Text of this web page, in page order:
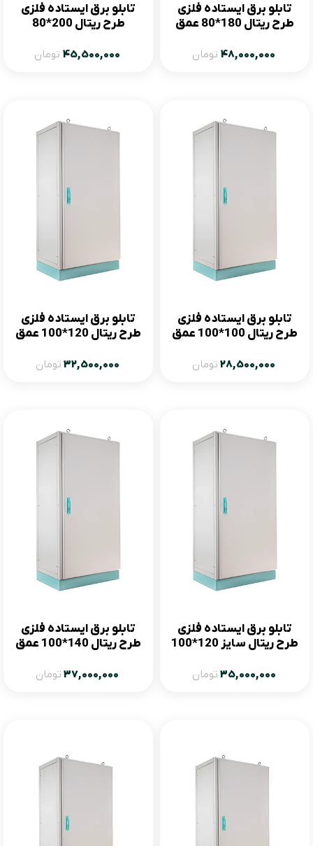
تابلو برق ایستاده فلزی
طرح ریتال 180*80 عمق
48,000,000 تومان
تابلو برق ایستاده فلزی
طرح ریتال 200*80
45,500,000 تومان
تابلو برق ایستاده فلزی
طرح ریتال 100*100 عمق
28,500,000 تومان
تابلو برق ایستاده فلزی
طرح ریتال 120*100 عمق
32,500,000 تومان
تابلو برق ایستاده فلزی
طرح ریتال سایز 120*100
35,000,000 تومان
تابلو برق ایستاده فلزی
طرح ریتال 140*100 عمق
37,000,000 تومان